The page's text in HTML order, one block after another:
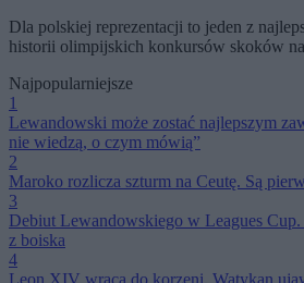
Dla polskiej reprezentacji to jeden z
historii olimpijskich konkursów skoków
Najpopularniejsze
1
Lewandowski może zostać najlepszym
nie wiedzą, o czym mówią”
2
Maroko rozlicza szturm na Ceutę. Są
3
Debiut Lewandowskiego w Leagues
z boiska
4
Leon XIV wraca do korzeni. Watykan